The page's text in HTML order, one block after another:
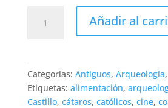
Medieval
Añadir al
Categorías: Antiguos, Arqueología,
Etiquetas: alimentación,
Castillo, cátaros, católicos, cine,